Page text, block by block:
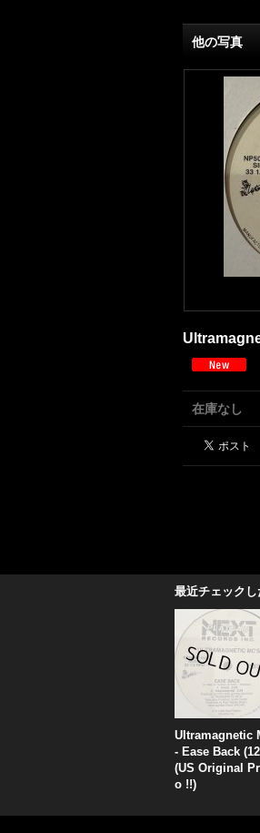
他の写真
在庫なし
最近チェック
Ultramagnetic
- Ease Back
(US Original
o !!)